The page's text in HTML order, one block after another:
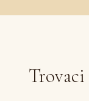
Trovaci